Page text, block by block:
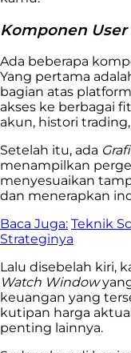
Komponen
Ada beberapa
Yang pertama
bagian atas
akses ke berbagai
akun, histori
Setelah itu, ada
menampilkan
menyesuaikan
dan menerapkan
Baca Juga: Teknik
Strateginya
Lalu disebelah kiri,
Watch Window
keuangan yang
kutipan harga
penting lainnya.